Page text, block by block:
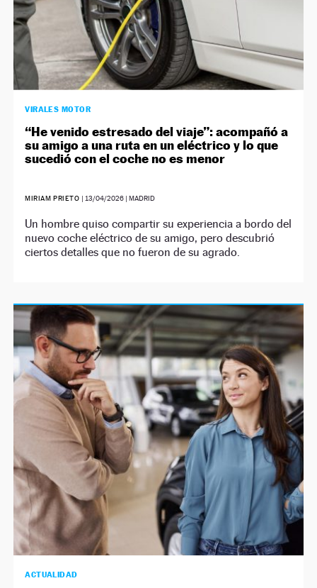
VIRALES MOTOR
“He venido estresado del viaje”: acompañó a
su amigo a una ruta en un eléctrico y lo que
sucedió con el coche no es menor
MIRIAM PRIETO | 13/04/2026| MADRID
Un hombre quiso compartir su experiencia a bordo del
nuevo coche eléctrico de su amigo, pero descubrió
ciertos detalles que no fueron de su agrado.
ACTUALIDAD